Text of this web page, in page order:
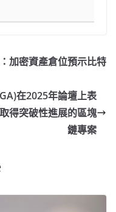
加密資產倉位預示比特
在2025年論壇上表
得突破性進展的區塊
鏈專案